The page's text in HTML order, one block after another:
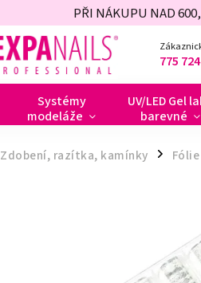
PŘI NÁKUPU NAD
775
Systémy
modeláže
UV/LED Gel
barevné
Zdobení, razítka, kamínky / Fólie